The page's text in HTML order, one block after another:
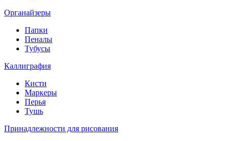
Органайзеры
Папки
Пеналы
Тубусы
Каллиграфия
Кисти
Маркеры
Перья
Тушь
Принадлежности для рисования